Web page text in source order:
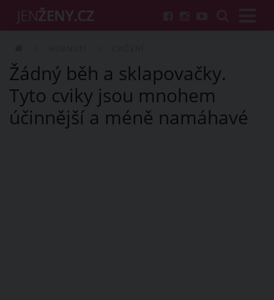
Žádný běh a sklapovačky.
Tyto cviky jsou mnohem
účinnější a méně namáhavé